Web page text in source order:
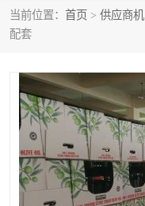
当前位置： 首页 > 供应商机
配套
上海仓库对外出租
上海仓储配送
上海仓库代运营
上海第三方仓储
仓储